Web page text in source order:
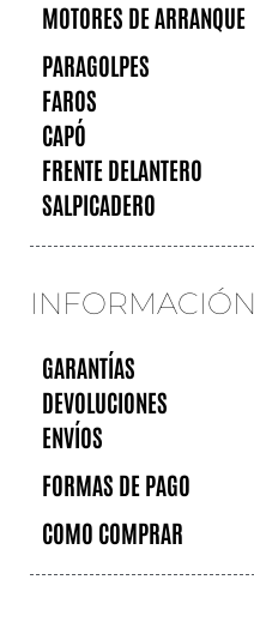
MOTORES DE ARRANQUE
PARAGOLPES
FAROS
CAPÓ
FRENTE DELANTERO
SALPICADERO
INFORMACIÓN
GARANTÍAS
DEVOLUCIONES
ENVÍOS
FORMAS DE PAGO
COMO COMPRAR